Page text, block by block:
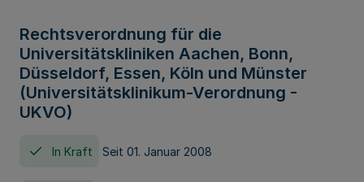
Rechtsverordnung für die
Universitätskliniken Aachen, Bonn,
Düsseldorf, Essen, Köln und Münster
(Universitätsklinikum-Verordnung -
UKVO)
In Kraft Seit 01. Januar 2008